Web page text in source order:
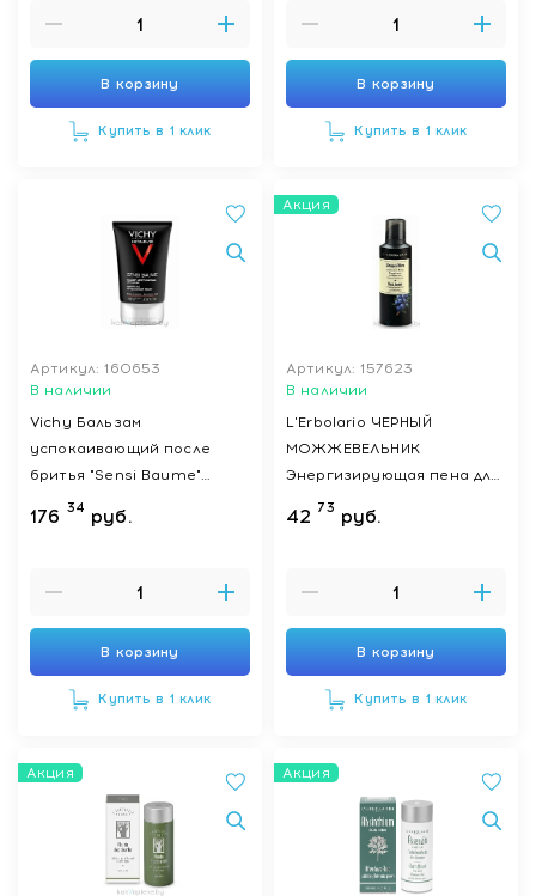
В корзину
Купить в 1 клик
В корзину
Купить в 1 клик
Артикул: 160653
В наличии
Vichy Бальзам
успокаивающий после
бритья "Sensi Baume"
серии "Homme" 75 мл
176 34 руб.
В корзину
Купить в 1 клик
Акция
Артикул: 157623
В наличии
L'Erbolario ЧЕРНЫЙ
МОЖЖЕВЕЛЬНИК
Энергизирующая пена для
бритья 200 мл
42 73 руб.
В корзину
Купить в 1 клик
Акция Акция